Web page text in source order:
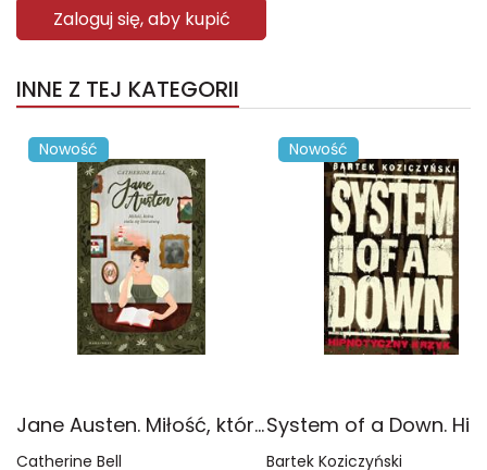
Zaloguj się, aby kupić
INNE Z TEJ KATEGORII
Nowość
Jane Austen. Miłość, która stała się literaturą
Catherine Bell
Nowość
Bartek Koziczyński